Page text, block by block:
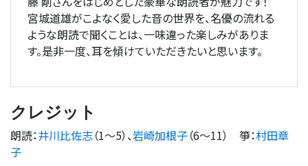
宮城道雄がこよなく愛した音の世界を、名優の流れる
ような朗読で聞くことは、一味違った楽しみがありま
す。是非一度、耳を傾けていただきたいと思います。
クレジット
朗読：井川比佐志（1〜5）、岩崎加根子（6〜11） 箏：村田章
子